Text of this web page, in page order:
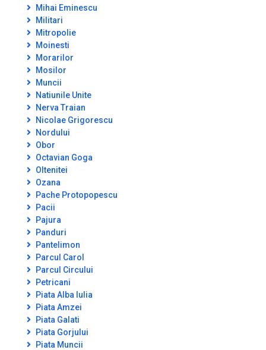
Mihai Eminescu
Militari
Mitropolie
Moinesti
Morarilor
Mosilor
Muncii
Natiunile Unite
Nerva Traian
Nicolae Grigorescu
Nordului
Obor
Octavian Goga
Oltenitei
Ozana
Pache Protopopescu
Pacii
Pajura
Panduri
Pantelimon
Parcul Carol
Parcul Circului
Petricani
Piata Alba Iulia
Piata Amzei
Piata Galati
Piata Gorjului
Piata Muncii